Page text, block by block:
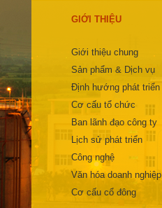
GIỚI THIỆU
Giới thiệu chung
Sản phẩm & Dịch vụ
Định hướng phát triển
Cơ cấu tổ chức
Ban lãnh đạo công ty
Lịch sử phát triển
Công nghệ
Văn hóa doanh nghiệp
Cơ cấu cổ đông